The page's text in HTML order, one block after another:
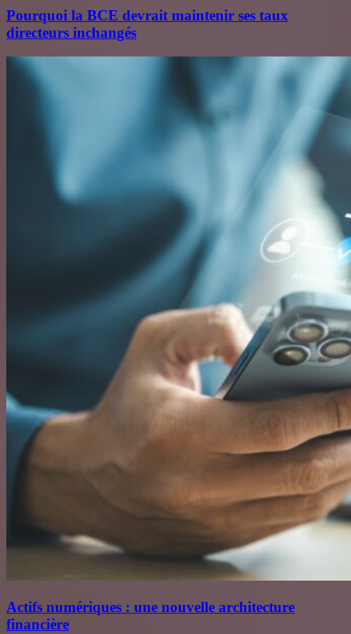
Pourquoi la BCE devrait maintenir ses taux
directeurs inchangés
Actifs numériques : une nouvelle architecture
financière